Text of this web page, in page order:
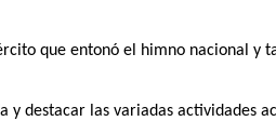
que entonó el himno nacional
destacar las variadas actividades